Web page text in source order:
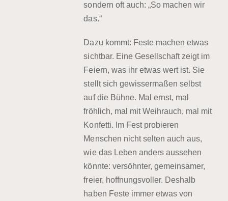
sondern oft auch: „So machen wir
das.“
Dazu kommt: Feste machen etwas
sichtbar. Eine Gesellschaft zeigt im
Feiern, was ihr etwas wert ist. Sie
stellt sich gewissermaßen selbst
auf die Bühne. Mal ernst, mal
fröhlich, mal mit Weihrauch, mal mit
Konfetti. Im Fest probieren
Menschen nicht selten auch aus,
wie das Leben anders aussehen
könnte: versöhnter, gemeinsamer,
freier, hoffnungsvoller. Deshalb
haben Feste immer etwas von